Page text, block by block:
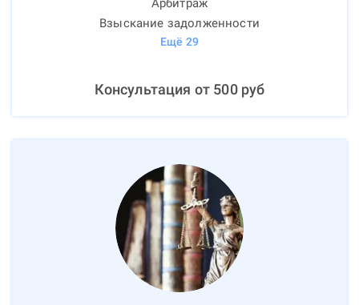
Арбитраж
Взыскание задолженности
Ещё 29
Консультация от 500руб